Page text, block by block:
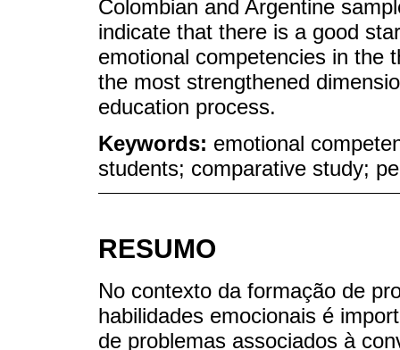
Colombian and Argentine
indicate that there is a good
emotional competencies in the
the most strengthened
education process.
Keywords: emotional
students; comparative study;
RESUMO
No contexto da formação de
habilidades emocionais é
de problemas associados à